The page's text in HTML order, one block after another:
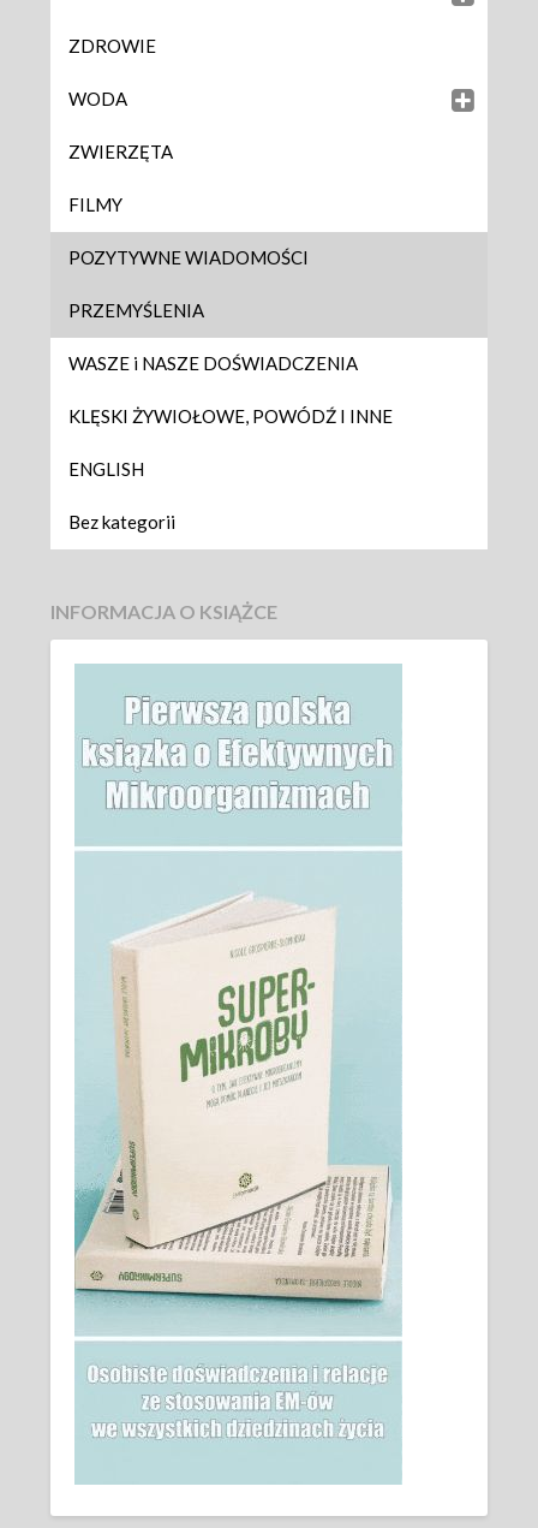
ZDROWIE
WODA
ZWIERZĘTA
FILMY
POZYTYWNE WIADOMOŚCI
PRZEMYŚLENIA
WASZE i NASZE DOŚWIADCZENIA
KLĘSKI ŻYWIOŁOWE, POWÓDŹ I INNE
ENGLISH
Bez kategorii
INFORMACJA O KSIĄŻCE